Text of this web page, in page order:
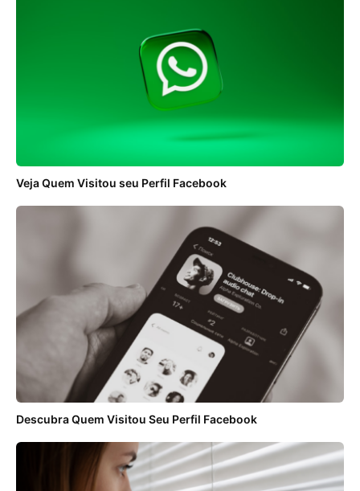
Veja Quem Visitou seu Perfil Facebook
Descubra Quem Visitou Seu Perfil Facebook